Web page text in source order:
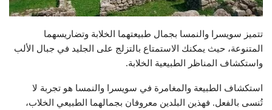
تتميز سويسرا والنمسا بجمال طبيعتهما الخلابة وتضاريسهما
المتنوعة، حيث يمكنك الاستمتاع بالتزلج على الجليد في جبال الألب
واستكشاف المناظر الطبيعية الخلابة.
استكشاف الطبيعة والمغامرة في سويسرا والنمسا هو تجربة لا
تُنسى بالفعل. فهذين البلدين معروفان بجمالهما الطبيعي الخلاب،